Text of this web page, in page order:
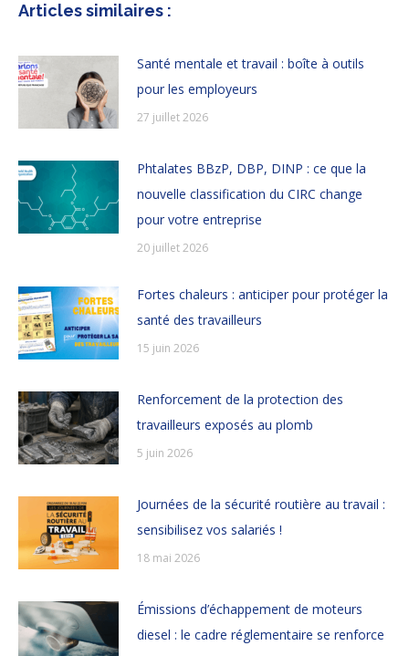
Articles similaires :
Santé mentale et travail : boîte à outils
pour les employeurs
27 juillet 2026
Phtalates BBzP, DBP, DINP : ce que la
nouvelle classification du CIRC change
pour votre entreprise
20 juillet 2026
Fortes chaleurs : anticiper pour protéger la
santé des travailleurs
15 juin 2026
Renforcement de la protection des
travailleurs exposés au plomb
5 juin 2026
Journées de la sécurité routière au travail :
sensibilisez vos salariés !
18 mai 2026
Émissions d’échappement de moteurs
diesel : le cadre réglementaire se renforce